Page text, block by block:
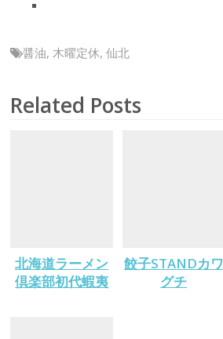
醤油,木曜定休,仙北
Related Posts
北海道ラーメン
倶楽部初代蝦夷
餃子STANDカワ
グチ